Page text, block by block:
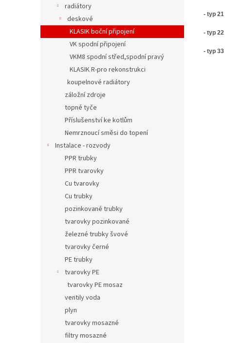
radiátory
deskové
KLASIK boční připojení
VK spodní připojení
VKM8 spodní střed,spodní pravý
KLASIK R-pro rekonstrukci
koupelnové radiátory
záložní zdroje
topné tyče
Příslušenství ke kotlům
Nemrznoucí směsi do topení
Instalace - rozvody
PPR trubky
PPR tvarovky
Cu tvarovky
Cu trubky
pozinkované trubky
tvarovky pozinkované
železné trubky švové
tvarovky černé
PE trubky
tvarovky PE
tvarovky PE mosaz
ventily voda
plyn
tvarovky mosazné
filtry mosazné
- typ 21
- typ 22
- typ 33